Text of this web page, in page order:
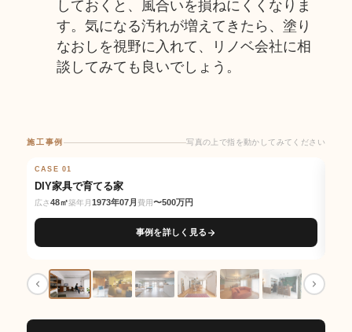
しておくと、風合いを損ねにくくなりま
す。気になる汚れが増えてきたら、塗り
なおしを視野に入れて、リノベ会社に相
談してみても良いでしょう。
施工事例 写真の上で指を動かしてみてください
BEFORE
写真の上で指を動かしてみてください
CASE 01
DIY家具で育てる家
広さ48㎡築年月 1973年07月 費用〜500万円
事例を詳しく見る